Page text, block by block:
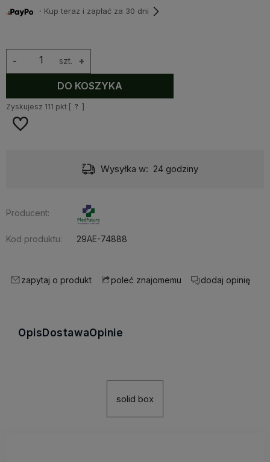
・Kup teraz i zapłać za 30 dni
szt. +
-
DO KOSZYKA
Zyskujesz 111 pkt [ ? ]
Wysyłka w: 24 godziny
Producent:
Kod produktu: 29AE-74888
zapytaj o produkt poleć znajomemu dodaj opinię
OpisDostawaOpinie
solid box